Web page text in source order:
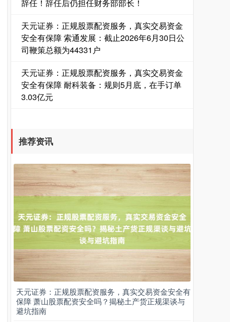
国债指数 229.69
上证综指 3940.04 +39.68 +1.02%
辞任！辞任后仍担任财务部部长！
天元证券：正规股票配资服务，真实交易资金
安全有保障 索通发展：截止2026年6月30日公
司鞭策总额为44331户
天元证券：正规股票配资服务，真实交易资金
安全有保障 耐科装备：规则5月底，在手订单
3.03亿元
推荐资讯
天元证券：正规股票配资服务，真实交易资金安全有
保障 萧山股票配资安全吗？揭秘土产货正规渠谈与
避坑指南